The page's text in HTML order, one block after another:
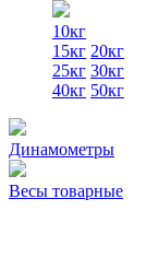
10кг
15кг 20кг
25кг 30кг
40кг 50кг
Динамометры
Весы товарные